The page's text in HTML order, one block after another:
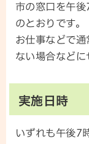
市の窓口を午
のとおりです。
お仕事などで
ない場合などに
実施日時
いずれも午後7